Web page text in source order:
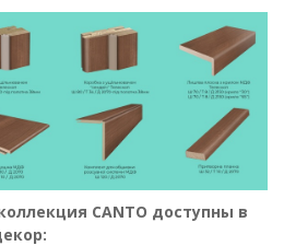
CANTO доступны в